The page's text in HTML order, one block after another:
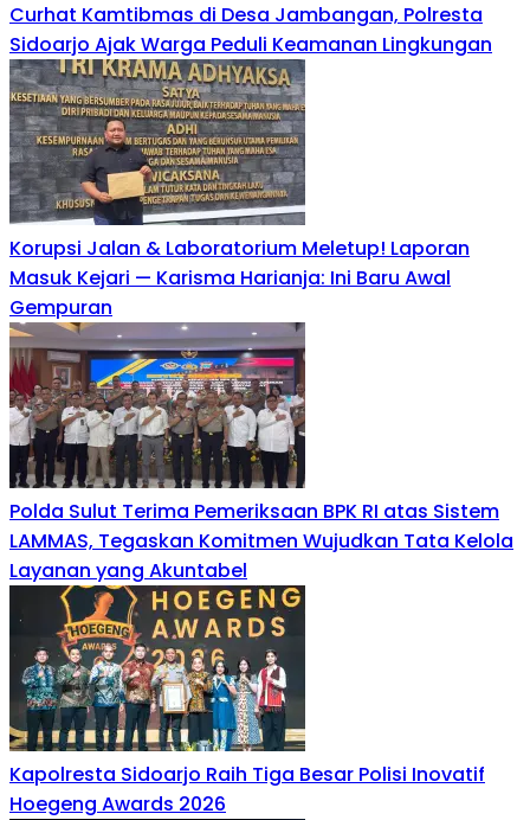
Curhat Kamtibmas di Desa Jambangan, Polresta
Sidoarjo Ajak Warga Peduli Keamanan Lingkungan
Korupsi Jalan & Laboratorium Meletup! Laporan
Masuk Kejari — Karisma Harianja: Ini Baru Awal
Gempuran
Polda Sulut Terima Pemeriksaan BPK RI atas Sistem
LAMMAS, Tegaskan Komitmen Wujudkan Tata Kelola
Layanan yang Akuntabel
Kapolresta Sidoarjo Raih Tiga Besar Polisi Inovatif
Hoegeng Awards 2026